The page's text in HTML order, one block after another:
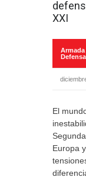
XXI
Defensa
El
Europa